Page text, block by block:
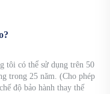
tôi có thể sử dụng trên 50
trong 25 năm. (Cho phép
độ bảo hành thay thế